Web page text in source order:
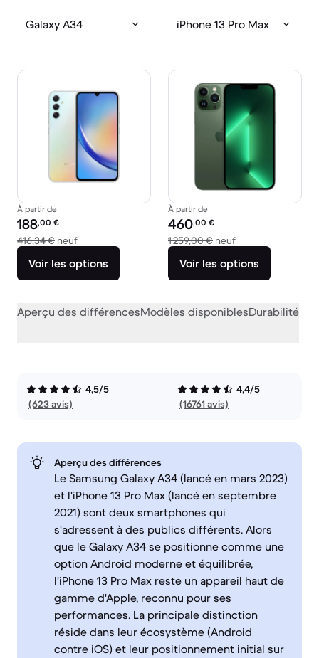
Galaxy A34 iPhone 13 Pro Max
À partir de
Prix reconditionné :
188,00 €
416,34 € neufcontre 416,34 € neuf
Voir les options
À partir de
Prix reconditionné :
460,00 €
1 259,00 € neufcontre 1 259,00 €
Voir les options
Aperçu des différencesModèles disponiblesDurabilité
4,5/5
(623 avis)
4,4/5
(16761 avis)
Aperçu des différences
Le Samsung Galaxy A34 (lancé en mars 2023)
et l'iPhone 13 Pro Max (lancé en septembre
2021) sont deux smartphones qui
s'adressent à des publics différents. Alors
que le Galaxy A34 se positionne comme une
option Android moderne et équilibrée,
l'iPhone 13 Pro Max reste un appareil haut de
gamme d'Apple, reconnu pour ses
performances. La principale distinction
réside dans leur écosystème (Android
contre iOS) et leur positionnement initial sur